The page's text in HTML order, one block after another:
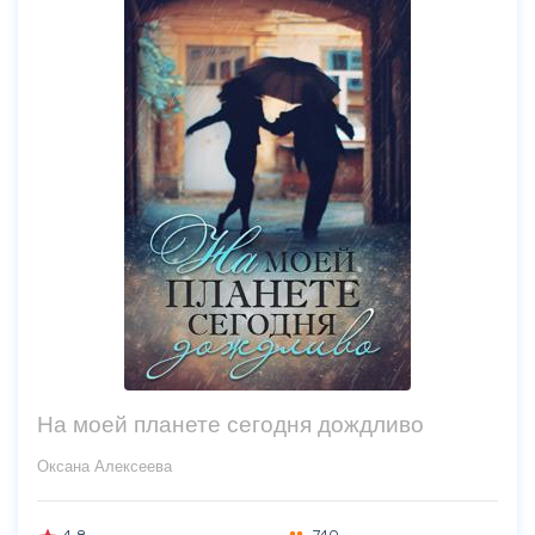
На моей планете сегодня дождливо
Оксана Алексеева